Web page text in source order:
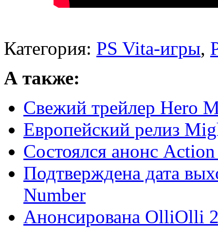
Категория: PS Vita-игры,
А также:
Свежий трейлер Hero
Европейский релиз
Состоялся анонс
Подтверждена дата
Number
Анонсирована OlliOlli